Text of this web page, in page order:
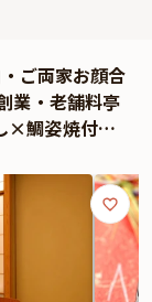
ご両家お顔合
業・老舗料亭
×鯛姿焼付お
/ 日比谷駅徒